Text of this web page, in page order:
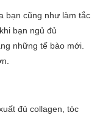
bạn cũng như làm tắc
bạn ngủ đủ
những tế bào mới.
đủ collagen, tóc